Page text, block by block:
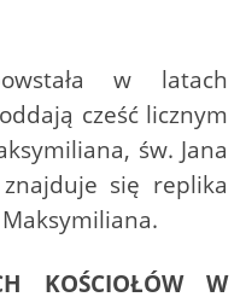
w latach
cześć licznym
św. Jana
się replika
KOŚCIOŁÓW W